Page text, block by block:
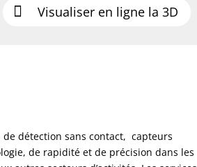
Visualiser en ligne la 3D
détection sans contact, capteurs
de rapidité et de précision dans les